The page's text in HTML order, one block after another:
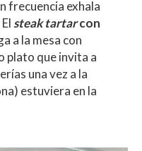
frecuencia exhala
steak tartarcon
a la mesa con
plato que invita a
una vez a la
estuviera en la